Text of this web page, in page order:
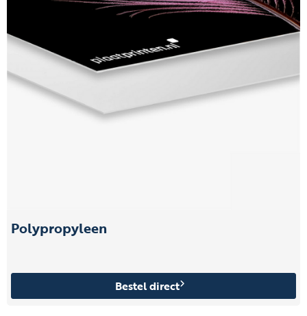
Polypropyleen
Bestel direct